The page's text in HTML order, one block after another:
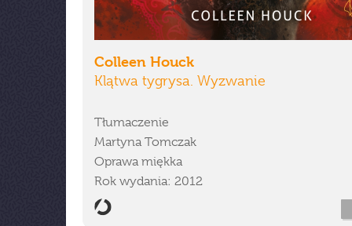
Colleen Houck
Klątwa tygrysa. Wyzwanie
Tłumaczenie
Martyna Tomczak
Oprawa miękka
Rok wydania: 2012